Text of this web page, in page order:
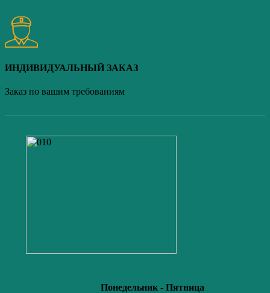
ИНДИВИДУАЛЬНЫЙ ЗАКАЗ
Заказ по вашим требованиям
Понедельник - Пятница